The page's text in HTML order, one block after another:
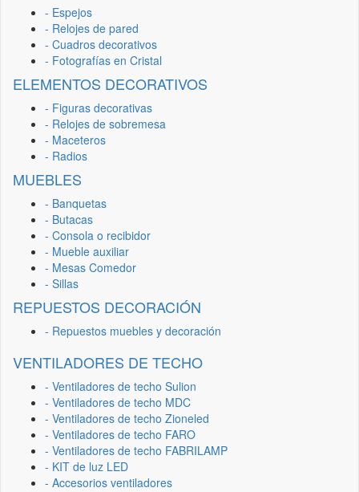
- Espejos
- Relojes de pared
- Cuadros decorativos
- Fotografías en Cristal
ELEMENTOS DECORATIVOS
- Figuras decorativas
- Relojes de sobremesa
- Maceteros
- Radios
MUEBLES
- Banquetas
- Butacas
- Consola o recibidor
- Mueble auxiliar
- Mesas Comedor
- Sillas
REPUESTOS DECORACIÓN
- Repuestos muebles y decoración
VENTILADORES DE TECHO
- Ventiladores de techo Sulion
- Ventiladores de techo MDC
- Ventiladores de techo Zioneled
- Ventiladores de techo FARO
- Ventiladores de techo FABRILAMP
- KIT de luz LED
- Accesorios ventiladores